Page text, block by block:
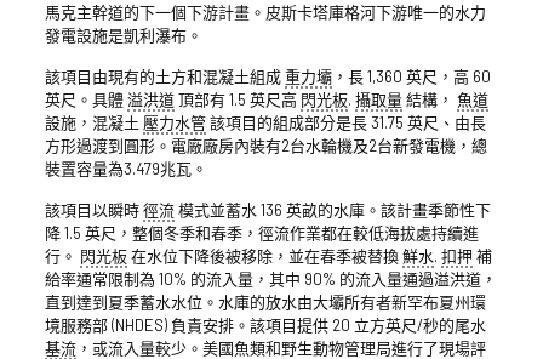
馬克主幹道的下一個下游計畫。皮斯卡塔庫格河下游唯一的水力
發電設施是凱利瀑布。
該項目由現有的土方和混凝土組成重力壩，長 1,360 英尺，高 60
英尺。具體溢洪道頂部有 1.5 英尺高 閃光板. 攝取量結構， 魚道
設施，混凝土 壓力水管該項目的組成部分是長 31.75 英尺、由長
方形過渡到圓形。電廠廠房內裝有2台水輪機及2台新發電機，總
裝置容量為3.479兆瓦。
該項目以瞬時徑流模式並蓄水 136 英畝的水庫。該計畫季節性下
降 1.5 英尺，整個冬季和春季，徑流作業都在較低海拔處持續進
行。 閃光板在水位下降後被移除，並在春季被替換鮮水. 扣押 補
給率通常限制為 10% 的流入量，其中 90% 的流入量通過溢洪道，
直到達到夏季蓄水水位。水庫的放水由大壩所有者新罕布夏州環
境服務部 (NHDES) 負責安排。該項目提供 20 立方英尺/秒的尾水
基流，或流入量較少。美國魚類和野生動物管理局進行了現場評